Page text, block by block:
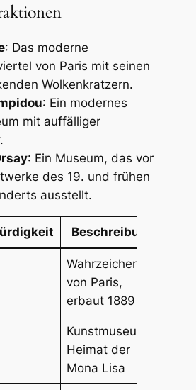
: Das moderne
von Paris mit seinen
Wolkenkratzern.
: Ein modernes
mit auffälliger
: Ein Museum, das vor
des 19. und frühen
ausstellt.
Beschreibung
Wahrzeichen
von Paris,
erbaut 1889
Kunstmuseum,
Heimat der
Mona Lisa